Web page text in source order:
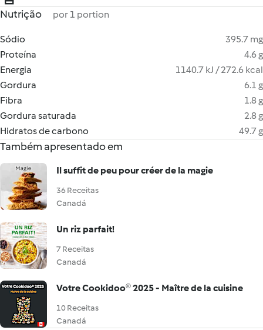
Nutrição por 1 portion
Sódio
395.7 mg
Proteína
4.6 g
Energia
1140.7 kJ / 272.6 kcal
Gordura
6.1 g
Fibra
1.8 g
Gordura saturada
2.8 g
Hidratos de carbono
49.7 g
Também apresentado em
Il suffit de peu pour créer de la magie
36 Receitas
Canadá
Un riz parfait!
7 Receitas
Canadá
Votre Cookidoo® 2025 - Maître de la cuisine
10 Receitas
Canadá